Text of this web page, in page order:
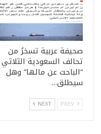
صحيفة عربية تسخرُ من
تحالف السعودية الثلاثي
“الباحث عن مالها” وهل
سيطلق…
NEXT